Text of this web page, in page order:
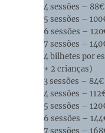
4 sessões – 88€
5 sessões –
6 sessões –
7 sessões –
4 bilhetes por
+ 2 crianças)
3 sessões – 84€
4 sessões –
5 sessões –
6 sessões –
7 sessões –